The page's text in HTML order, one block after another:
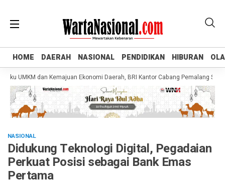
HOME DAERAH NASIONAL PENDIDIKAN HIBURAN
HOME DAERAH NASIONAL PENDIDIKAN HIBURAN
dan Kemajuan Ekonomi Daerah, BRI Kantor Cabang Pemalang Salurkan
NASIONAL
Didukung Teknologi Digital, Pegadaian
Perkuat Posisi sebagai Bank Emas
Pertama